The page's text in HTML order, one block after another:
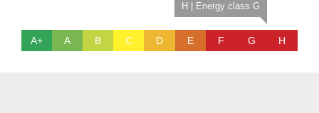
A+ A B C D E F
H | Energy class G
G H